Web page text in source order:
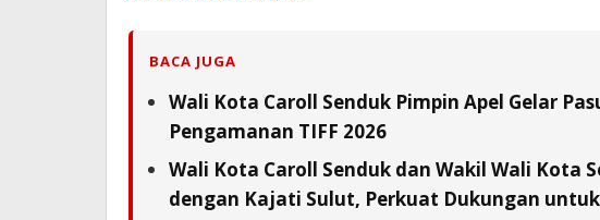
BACA JUGA
Wali Kota Caroll Senduk Pimpin Apel Gelar
Pengamanan TIFF 2026
Wali Kota Caroll Senduk dan Wakil Wali Kota
dengan Kajati Sulut, Perkuat Dukungan untuk